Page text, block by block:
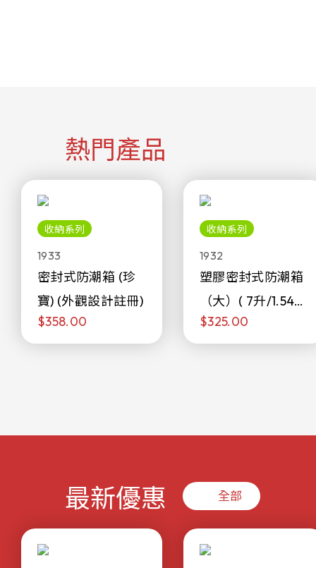
熱門產品
收納系列
1933
密封式防潮箱 (珍
寶) (外觀設計註冊)
$358.00
收納系列
1932
塑膠密封式防潮箱
（大）( 7升/1.54加
侖)
$325.00
最新優惠 全部